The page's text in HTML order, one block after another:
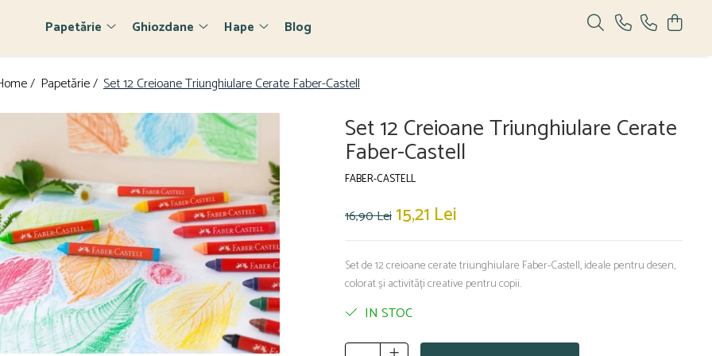
Papetărie Ghiozdane Hape Blog
/ Papetărie / Set 12 Creioane Triunghiulare Cerate Faber-Castell
Set 12 Creioane Triunghiulare Cerate
Faber-Castell
FABER-CASTELL
16,90 Lei15,21 Lei
Set de 12 creioane cerate triunghiulare Faber-Castell, ideale pentru desen,
colorat și activități creative pentru copii.
IN STOC